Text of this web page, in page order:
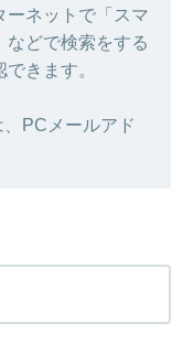
ーネットで「スマ
どで検索をする
きます。
PCメールアド